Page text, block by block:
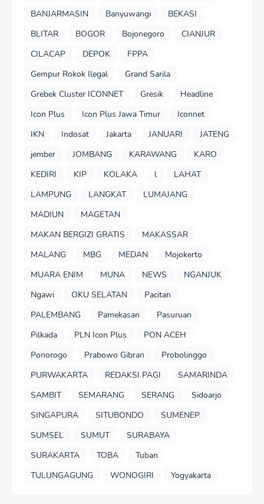
BANJARMASIN
Banyuwangi
BEKASI
BLITAR
BOGOR Bojonegoro
CIANJUR
CILACAP
DEPOK
FPPA
Gempur Rokok Ilegal
Grand Sarila
Grebek Cluster ICONNET
Gresik
Headline
Icon Plus
Icon Plus Jawa Timur
Iconnet
IKN
Indosat Jakarta JANUARI
JATENG
jember
JOMBANG KARAWANG
KARO
KEDIRI
KIP KOLAKA l
LAHAT
LAMPUNG
LANGKAT
LUMAJANG
MADIUN
MAGETAN
MAKAN BERGIZI GRATIS
MAKASSAR
MALANG
MBG MEDAN
Mojokerto
MUARA ENIM
MUNA NEWS
NGANJUK
Ngawi
OKU SELATAN
Pacitan
PALEMBANG
Pamekasan
Pasuruan
Pilkada
PLN Icon Plus
PON ACEH
Ponorogo
Prabowo Gibran
Probolinggo
PURWAKARTA
REDAKSI PAGI
SAMARINDA
SAMBIT
SEMARANG SERANG
Sidoarjo
SINGAPURA
SITUBONDO
SUMENEP
SUMSEL
SUMUT
SURABAYA
SURAKARTA
TOBA
Tuban
TULUNGAGUNG
WONOGIRI Yogyakarta